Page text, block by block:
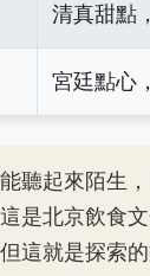
清真甜點
宮廷點心
聽起來陌生
是北京飲食
這就是探索的